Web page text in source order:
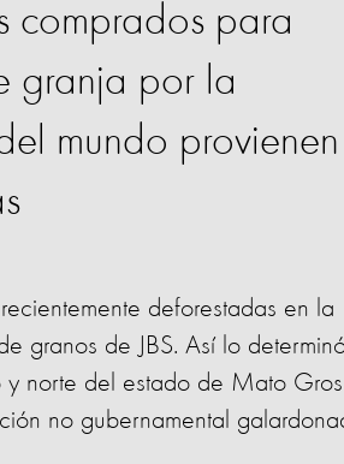
comprados para
granja por la
mundo provienen
deforestadas en la
granos de JBS. Así lo
norte del estado de Mato
no gubernamental